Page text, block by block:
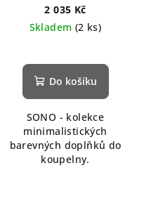
2 035 Kč
Skladem (2 ks)
Do košíku
SONO - kolekce
minimalistických
barevných doplňků do
koupelny.